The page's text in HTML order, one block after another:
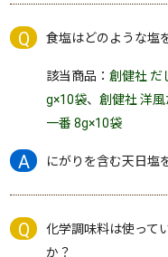
食塩はどのような塩
該当商品：創健社 だ
g×10袋、創健社 洋
一番 8g×10袋
にがりを含む天日塩
化学調味料は使って
か？